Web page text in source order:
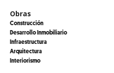
Obras
Construcción
Desarrollo Inmobiliario
Infraestructura
Arquitectura
Interiorismo